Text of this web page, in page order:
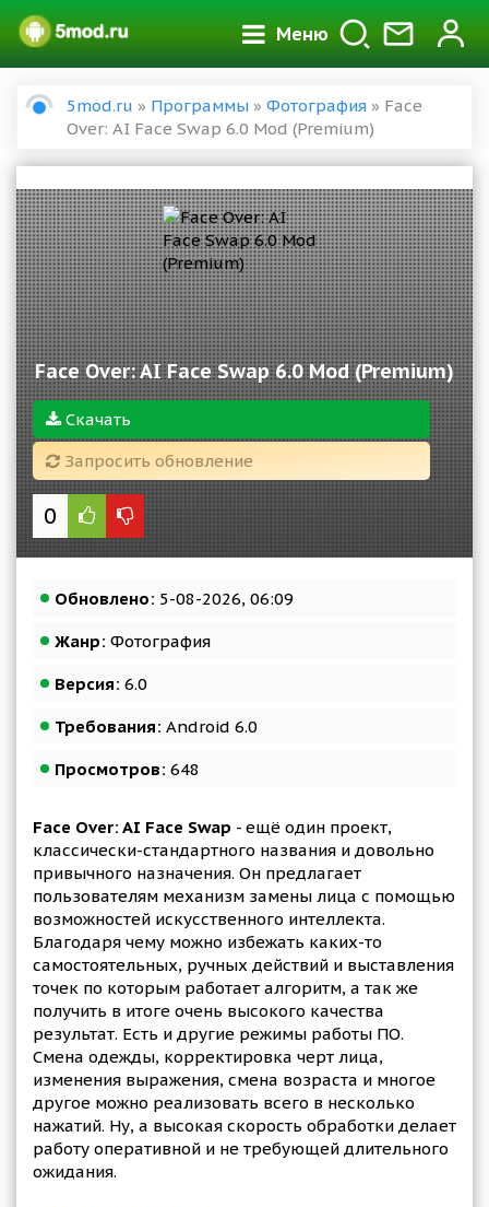
Меню
5mod.ru » Программы » Фотография » Face
Over: AI Face Swap 6.0 Mod (Premium)
Face Over: AI Face Swap 6.0 Mod (Premium)
Скачать
Запросить обновление
0
Обновлено: 5-08-2026, 06:09
Жанр: Фотография
Версия: 6.0
Требования: Android 6.0
Просмотров: 648
Face Over: AI Face Swap - ещё один проект,
классически-стандартного названия и довольно
привычного назначения. Он предлагает
пользователям механизм замены лица с помощью
возможностей искусственного интеллекта.
Благодаря чему можно избежать каких-то
самостоятельных, ручных действий и выставления
точек по которым работает алгоритм, а так же
получить в итоге очень высокого качества
результат. Есть и другие режимы работы ПО.
Смена одежды, корректировка черт лица,
изменения выражения, смена возраста и многое
другое можно реализовать всего в несколько
нажатий. Ну, а высокая скорость обработки делает
работу оперативной и не требующей длительного
ожидания.